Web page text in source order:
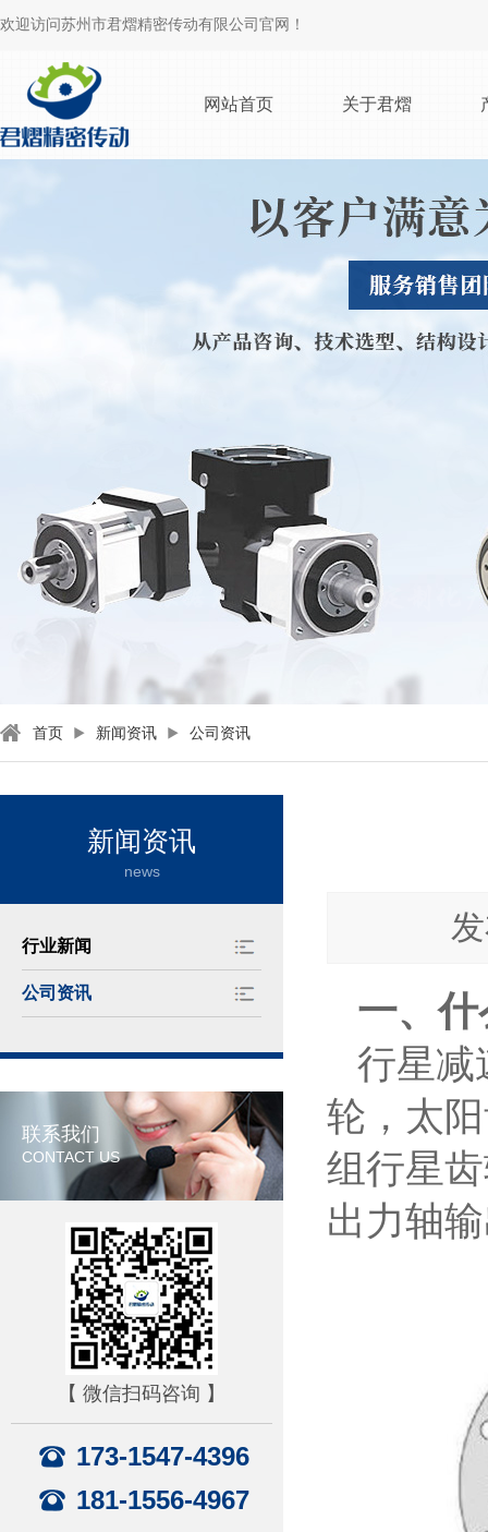
欢迎访问苏州市君熠精密传动有限公司官网！
网站首页 关于君熠
首页 新闻资讯 公司资讯
新闻资讯
news
行业新闻
公司资讯
联系我们
CONTACT US
【 微信扫码咨询 】
173-1547-4396
181-1556-4967
一、
行星减
轮，太
组行星
出力轴